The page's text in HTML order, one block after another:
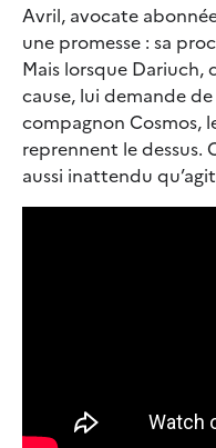
Avril, avocate
une promesse : sa
Mais lorsque Dariuch,
cause, lui demande
compagnon Cosmos,
reprennent le dessus.
aussi inattendu